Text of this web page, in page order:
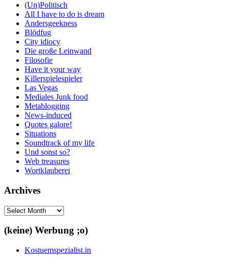
(Un)Politisch
All I have to do is dream
Andersgeekness
Blödfug
City idiocy
Die große Leinwand
Filosofie
Have it your way
Killerspielespieler
Las Vegas
Mediales Junk food
Metablogging
News-induced
Quotes galore!
Situations
Soundtrack of my life
Und sonst so?
Web treasures
Wortklauberei
Archives
Archives
(keine) Werbung ;o)
Kostuemspezialist.in